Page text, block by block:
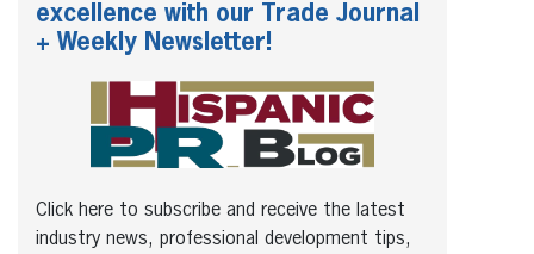
excellence with our Trade Journal
+ Weekly Newsletter!
Click here to subscribe and receive the latest
industry news, professional development tips,